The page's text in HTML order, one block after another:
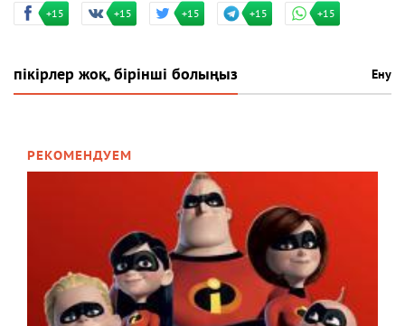
+15 +15 +15 +15 +15
пікірлер жоқ, бірінші болыңыз Ену
РЕКОМЕНДУЕМ